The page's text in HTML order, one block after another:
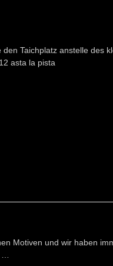
Taichplatz anstelle des
asta la pista
Motiven und wir haben